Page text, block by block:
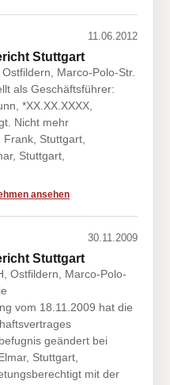
11.06.2012
Stuttgart
Marco-Polo-Str.
als Geschäftsführer:
*XX.XX.XXXX,
Nicht mehr
Stuttgart,
Stuttgart,
ansehen
30.11.2009
Stuttgart
Ostfildern, Marco-Polo-
vom 18.11.2009 hat die
geändert bei
Stuttgart,
mit der